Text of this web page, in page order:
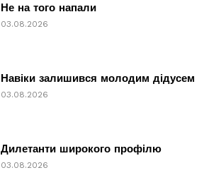
Не на того напали
03.08.2026
Навіки залишився молодим дідусем
03.08.2026
Дилетанти широкого профілю
03.08.2026